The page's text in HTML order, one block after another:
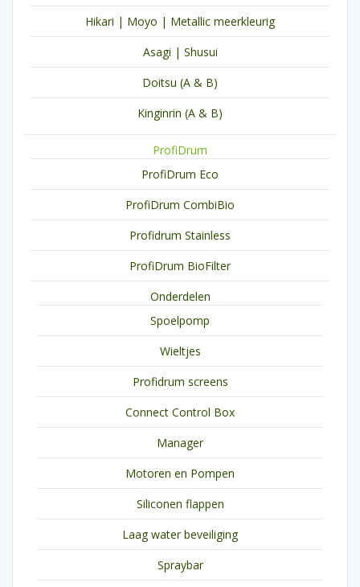
Hikari | Moyo | Metallic meerkleurig
Asagi | Shusui
Doitsu (A & B)
Kinginrin (A & B)
ProfiDrum
ProfiDrum Eco
ProfiDrum CombiBio
Profidrum Stainless
ProfiDrum BioFilter
Onderdelen
Spoelpomp
Wieltjes
Profidrum screens
Connect Control Box
Manager
Motoren en Pompen
Siliconen flappen
Laag water beveiliging
Spraybar